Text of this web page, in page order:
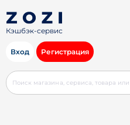
Кэшбэк-сервис
Вход Регистрация